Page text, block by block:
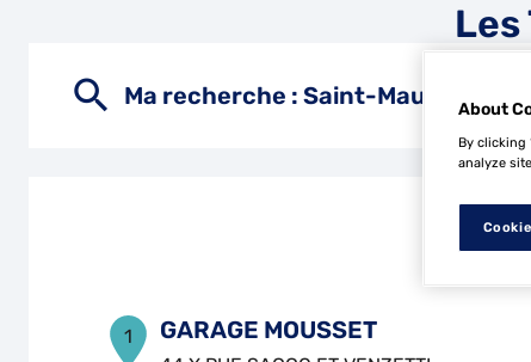
Ma recherche : Saint-Maurice-l'Exil
1 GARAGE MOUSSET
About
By clicking
analyze